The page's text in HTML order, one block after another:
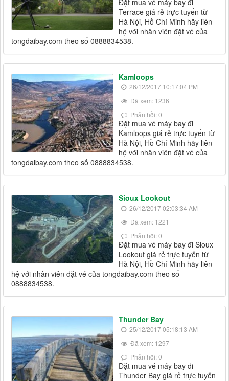
Đặt mua vé máy bay đi
Terrace giá rẻ trực tuyến từ
Hà Nội, Hồ Chí Minh hãy liên
hệ với nhân viên đặt vé của
tongdaibay.com theo số 0888834538.
Kamloops
26/12/2017 10:17:04 PM
Đã xem: 1236
Phản hồi: 0
Đặt mua vé máy bay đi
Kamloops giá rẻ trực tuyến từ
Hà Nội, Hồ Chí Minh hãy liên
hệ với nhân viên đặt vé của
tongdaibay.com theo số 0888834538.
Sioux Lookout
26/12/2017 02:03:34 AM
Đã xem: 1221
Phản hồi: 0
Đặt mua vé máy bay đi Sioux
Lookout giá rẻ trực tuyến từ
Hà Nội, Hồ Chí Minh hãy liên
hệ với nhân viên đặt vé của tongdaibay.com theo số
0888834538.
Thunder Bay
25/12/2017 05:18:13 AM
Đã xem: 1297
Phản hồi: 0
Đặt mua vé máy bay đi
Thunder Bay giá rẻ trực tuyến